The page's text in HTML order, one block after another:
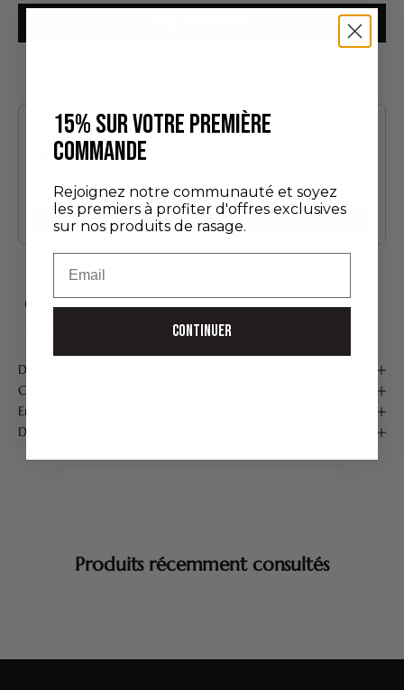
Use the Previous and Next buttons to navigate through product
24,00 €
FABRIQUÉ À LA MAIN EN FRANCE
Description
Conseils d'utilisation
Entretien
Détails produit
Produits récemment consultés
15% SUR VOTRE PREMIÈRE
COMMANDE
Rejoignez notre communauté et soyez
les premiers à profiter d'offres exclusives
sur nos produits de rasage.
CONTINUER